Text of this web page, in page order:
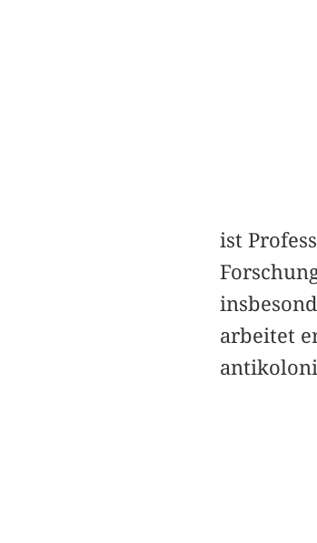
ist
arbeitet